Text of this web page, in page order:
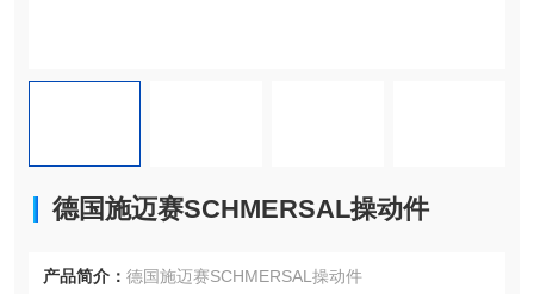
德国施迈赛SCHMERSAL操动件
产品简介： 德国施迈赛SCHMERSAL操动件